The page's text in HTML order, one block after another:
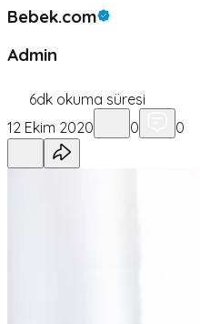
Bebek.com
Admin
6dk okuma süresi
12 Ekim 2020
0 0